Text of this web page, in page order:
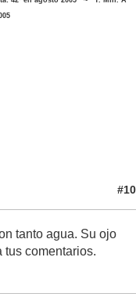
#10
tanto agua. Su ojo
tus comentarios.